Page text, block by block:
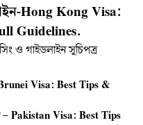
Hong Kong Visa:
Guidelines.
ও গাইডলাইন সূচিপত্র
Brunei Visa: Best Tips &
– Pakistan Visa: Best Tips